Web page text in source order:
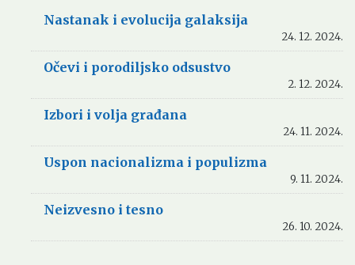
Nastanak i evolucija galaksija
24. 12. 2024.
Očevi i porodiljsko odsustvo
2. 12. 2024.
Izbori i volja građana
24. 11. 2024.
Uspon nacionalizma i populizma
9. 11. 2024.
Neizvesno i tesno
26. 10. 2024.